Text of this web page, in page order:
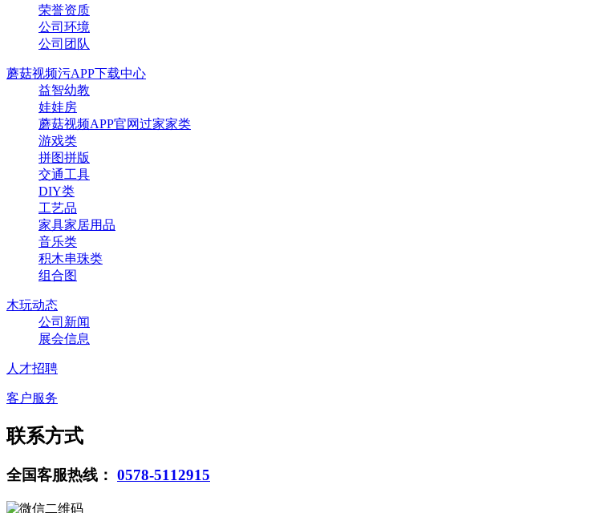
荣誉资质
公司环境
公司团队
蘑菇视频污APP下载中心
益智幼教
娃娃房
蘑菇视频APP官网过家家类
游戏类
拼图拼版
交通工具
DIY类
工艺品
家具家居用品
音乐类
积木串珠类
组合图
木玩动态
公司新闻
展会信息
人才招聘
客户服务
联系方式
全国客服热线： 0578-5112915